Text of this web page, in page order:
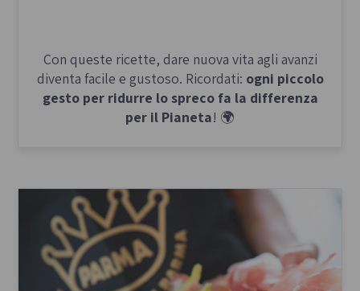
Con queste ricette, dare nuova vita agli avanzi
diventa facile e gustoso. Ricordati: ogni piccolo
gesto per ridurre lo spreco fa la differenza
per il Pianeta! 🌍